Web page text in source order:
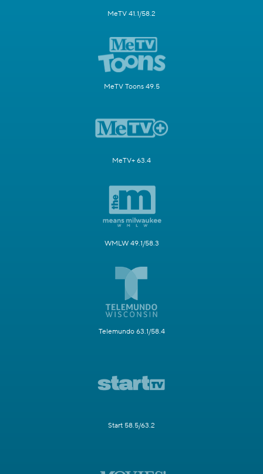
MeTV 41.1/58.2
MeTV Toons 49.5
MeTV+ 63.4
WMLW 49.1/58.3
Telemundo 63.1/58.4
Start 58.5/63.2